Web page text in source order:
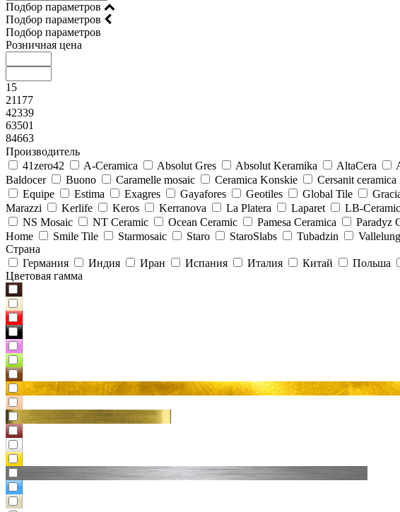
Подбор параметров
Подбор параметров
Подбор параметров
Розничная цена
15
21177
42339
63501
84663
Производитель
41zero42
A-Ceramica Absolut Gres Absolut Keramika AltaCera
Baldocer
Buono Caramelle mosaic Ceramica Konskie Cersanit ceramica
Equipe
Estima Exagres Gayafores Geotiles Global Tile
Marazzi
Kerlife Keros Kerranova La Platera Laparet LB-
NS Mosaic
NT Ceramic Ocean Ceramic Pamesa Ceramica Paradyz
Home
Smile Tile Starmosaic Staro StaroSlabs Tubadzin
Страна
Германия
Индия Иран Испания Италия Китай Польша
Цветовая гамма